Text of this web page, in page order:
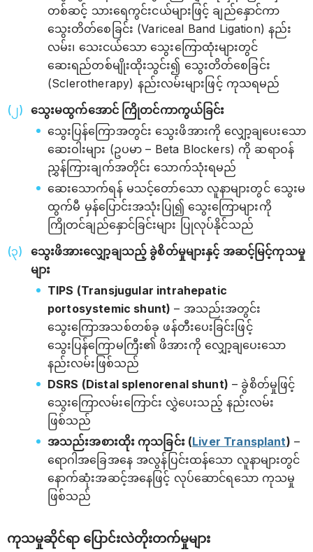
တစ်ဆင့် သားရေကွင်းငယ်များဖြင့် ချည်နှောင်ကာ
သွေးတိတ်စေခြင်း (Variceal Band Ligation) နည်း
လမ်း၊ သေးငယ်သော သွေးကြောထုံးများတွင်
ဆေးရည်တစ်မျိုးထိုးသွင်း၍ သွေးတိတ်စေခြင်း
(Sclerotherapy) နည်းလမ်းများဖြင့် ကုသရမည်
သွေးမထွက်အောင် ကြိုတင်ကာကွယ်ခြင်း
သွေးပြန်ကြောအတွင်း သွေးဖိအားကို လျှော့ချပေးသော
ဆေးဝါးများ (ဥပမာ – Beta Blockers) ကို ဆရာဝန်
ညွှန်ကြားချက်အတိုင်း သောက်သုံးရမည်
ဆေးသောက်ရန် မသင့်တော်သော လူနာများတွင် သွေးမ
ထွက်မီ မှန်ပြောင်းအသုံးပြု၍ သွေးကြောများကို
ကြိုတင်ချည်နှောင်ခြင်းများ ပြုလုပ်နိုင်သည်
သွေးဖိအားလျှော့ချသည့် ခွဲစိတ်မှုများနှင့် အဆင့်မြင့်ကုသမှု
များ
TIPS (Transjugular intrahepatic
portosystemic shunt) – အသည်းအတွင်း
သွေးကြောအသစ်တစ်ခု ဖန်တီးပေးခြင်းဖြင့်
သွေးပြန်ကြောမကြီး၏ ဖိအားကို လျှော့ချပေးသော
နည်းလမ်းဖြစ်သည်
DSRS (Distal splenorenal shunt) – ခွဲစိတ်မှုဖြင့်
သွေးကြောလမ်းကြောင်း လွှဲပေးသည့် နည်းလမ်း
ဖြစ်သည်
အသည်းအစားထိုး ကုသခြင်း (Liver Transplant) –
ရောဂါအခြေအနေ အလွန်ပြင်းထန်သော လူနာများတွင်
နောက်ဆုံးအဆင့်အနေဖြင့် လုပ်ဆောင်ရသော ကုသမှု
ဖြစ်သည်
ကုသမှုဆိုင်ရာ ပြောင်းလဲတိုးတက်မှုများ